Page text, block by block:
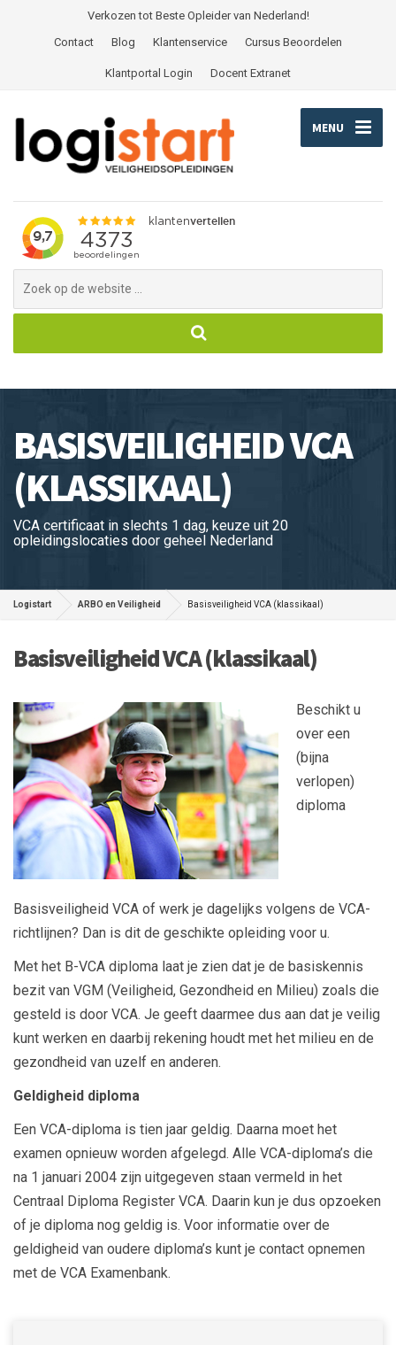
Verkozen tot Beste Opleider van Nederland!
Contact
Blog Klantenservice Cursus Beoordelen
Klantportal Login Docent Extranet
MENU
BASISVEILIGHEID VCA
(KLASSIKAAL)
VCA certificaat in slechts 1 dag, keuze uit 20
opleidingslocaties door geheel Nederland
Logistart ARBO en Veiligheid Basisveiligheid VCA (klassikaal)
Basisveiligheid VCA (klassikaal)
Beschikt u
over een
(bijna
verlopen)
diploma
Basisveiligheid VCA of werk je dagelijks volgens de VCA-
richtlijnen? Dan is dit de geschikte opleiding voor u.
Met het B-VCA diploma laat je zien dat je de basiskennis
bezit van VGM (Veiligheid, Gezondheid en Milieu) zoals die
gesteld is door VCA. Je geeft daarmee dus aan dat je veilig
kunt werken en daarbij rekening houdt met het milieu en de
gezondheid van uzelf en anderen.
Geldigheid diploma
Een VCA-diploma is tien jaar geldig. Daarna moet het
examen opnieuw worden afgelegd. Alle VCA-diploma’s die
na 1 januari 2004 zijn uitgegeven staan vermeld in het
Centraal Diploma Register VCA. Daarin kun je dus opzoeken
of je diploma nog geldig is. Voor informatie over de
geldigheid van oudere diploma’s kunt je contact opnemen
met de VCA Examenbank.